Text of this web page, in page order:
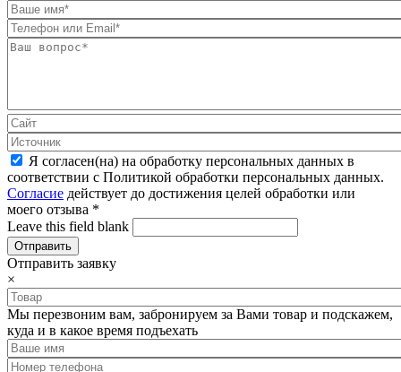
Я согласен(на) на обработку персональных данных в
соответствии с Политикой обработки персональных данных.
Согласие действует до достижения целей обработки или
моего отзыва *
Leave this field blank
Отправить заявку
×
Мы перезвоним вам, забронируем за Вами товар и подскажем,
куда и в какое время подъехать